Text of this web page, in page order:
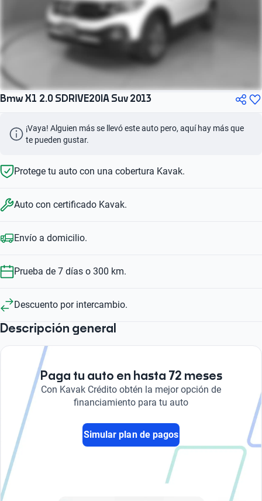
Bmw X1 2.0 SDRIVE20IA Suv 2013
¡Vaya! Alguien más se llevó este auto pero, aquí hay más que
te pueden gustar.
Protege tu auto con una cobertura Kavak.
Auto con certificado Kavak.
Envío a domicilio.
Prueba de 7 días o 300 km.
Descuento por intercambio.
Descripción general
Paga tu auto en hasta 72 meses
Con Kavak Crédito obtén la mejor opción de
financiamiento para tu auto
Simular plan de pagos